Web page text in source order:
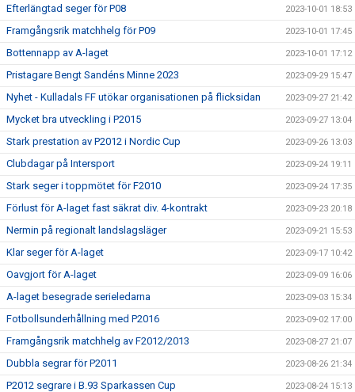
Efterlängtad seger för P08 2023-10-01 18:53
Framgångsrik matchhelg för P09 2023-10-01 17:45
Bottennapp av A-laget 2023-10-01 17:12
Pristagare Bengt Sandéns Minne 2023 2023-09-29 15:47
Nyhet - Kulladals FF utökar organisationen på flicksidan 2023-09-27 21:42
Mycket bra utveckling i P2015 2023-09-27 13:04
Stark prestation av P2012 i Nordic Cup 2023-09-26 13:03
Clubdagar på Intersport 2023-09-24 19:11
Stark seger i toppmötet för F2010 2023-09-24 17:35
Förlust för A-laget fast säkrat div. 4-kontrakt 2023-09-23 20:18
Nermin på regionalt landslagsläger 2023-09-21 15:53
Klar seger för A-laget 2023-09-17 10:42
Oavgjort för A-laget 2023-09-09 16:06
A-laget besegrade serieledarna 2023-09-03 15:34
Fotbollsunderhållning med P2016 2023-09-02 17:00
Framgångsrik matchhelg av F2012/2013 2023-08-27 21:07
Dubbla segrar för P2011 2023-08-26 21:34
P2012 segrare i B.93 Sparkassen Cup 2023-08-24 15:13